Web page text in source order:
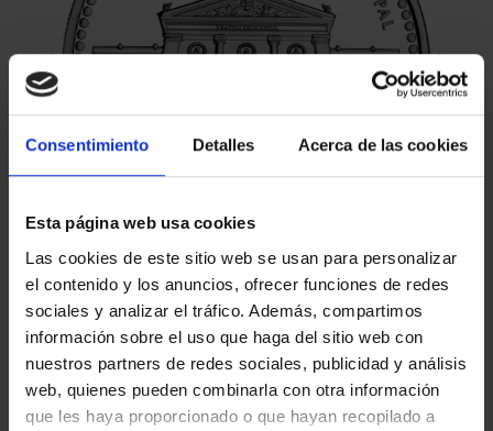
Consentimiento Detalles Acerca de las cookies
Esta página web usa cookies
Las cookies de este sitio web se usan para personalizar
el contenido y los anuncios, ofrecer funciones de redes
sociales y analizar el tráfico. Además, compartimos
información sobre el uso que haga del sitio web con
nuestros partners de redes sociales, publicidad y análisis
web, quienes pueden combinarla con otra información
que les haya proporcionado o que hayan recopilado a